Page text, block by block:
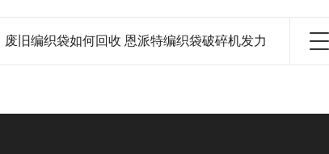
废旧编织袋如何回收 恩派特编织袋破碎机发力